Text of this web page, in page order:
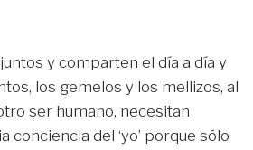
y comparten el día a día y
los gemelos y los mellizos, al
ser humano, necesitan
conciencia del ‘yo’ porque sólo